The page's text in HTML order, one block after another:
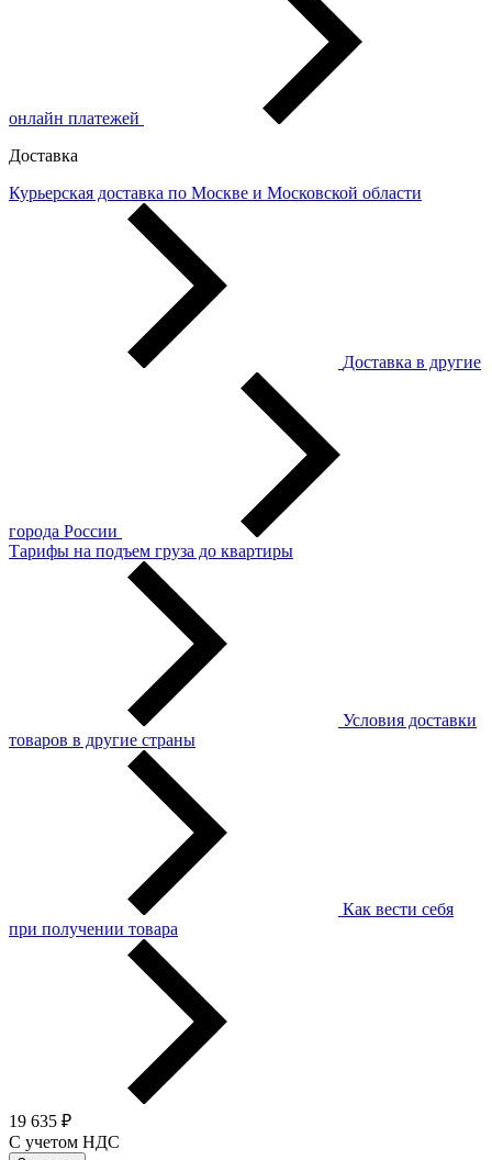
онлайн платежей
Доставка
Курьерская доставка по Москве и Московской области
Доставка в другие
города России
Тарифы на подъем груза до квартиры
Условия доставки
товаров в другие страны
Как вести себя
при получении товара
19 635 ₽
С учетом НДС